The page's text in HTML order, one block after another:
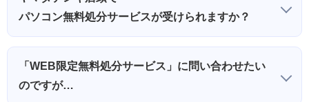
パソコン無料処分サービスが受けられますか？
本サービスはWEB限定です。
処分とは異なりますが、ヤマダデンキ店頭買取をご希望の場合は「
買取事前査定サービス
を除く全国のヤマダデンキおよびベスト電器で受け付けているサービスで
す。本サービスとは異なりますが、同様にデータ消去に対応しておりま
す。
「WEB限定無料処分サービス」に問い合わせたい
のですが…